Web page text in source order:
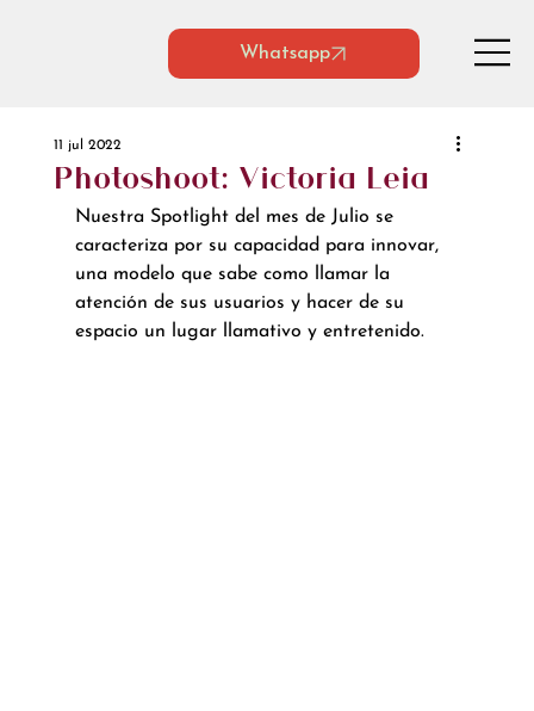
Whatsapp
Photoshoot: Victoria Leia
11 jul 2022
Nuestra Spotlight del mes de Julio se
caracteriza por su capacidad para innovar,
una modelo que sabe como llamar la
atención de sus usuarios y hacer de su
espacio un lugar llamativo y entretenido.